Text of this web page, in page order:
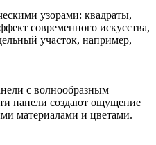
узорами: квадраты,
современного искусства,
участок, например,
с волнообразным
панели создают ощущение
материалами и цветами.